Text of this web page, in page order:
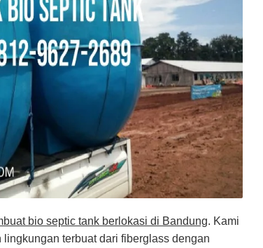
bio septic tank berlokasi di Bandung. Kami
terbuat dari fiberglass dengan